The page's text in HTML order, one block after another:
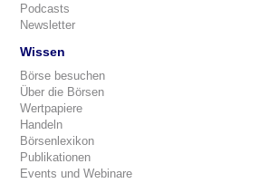
Podcasts
Newsletter
Wissen
Börse besuchen
Über die Börsen
Wertpapiere
Handeln
Börsenlexikon
Publikationen
Events und Webinare